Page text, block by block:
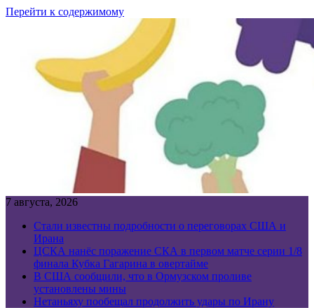
Перейти к содержимому
7 августа, 2026
Стали известны подробности о переговорах США и
Ирана
ЦСКА нанёс поражение СКА в первом матче серии 1/8
финала Кубка Гагарина в овертайме
В США сообщили, что в Ормузском проливе
установлены мины
Нетаньяху пообещал продолжить удары по Ирану